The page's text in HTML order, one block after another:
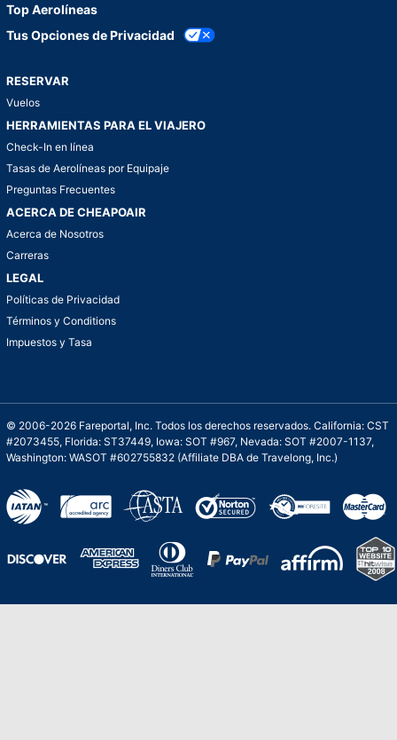
Top Aerolíneas
Tus Opciones de Privacidad
RESERVAR
Vuelos
HERRAMIENTAS PARA EL VIAJERO
Check-In en línea
Tasas de Aerolíneas por Equipaje
Preguntas Frecuentes
ACERCA DE CHEAPOAIR
Acerca de Nosotros
Carreras
LEGAL
Políticas de Privacidad
Términos y Conditions
Impuestos y Tasa
© 2006-2026 Fareportal, Inc. Todos los derechos reservados. California: CST
#2073455, Florida: ST37449, Iowa: SOT #967, Nevada: SOT #2007-1137,
Washington: WASOT #602755832 (Affiliate DBA de Travelong, Inc.)